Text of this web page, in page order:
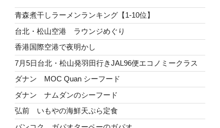
青森煮干しラーメンランキング【1-10位】
台北・松山空港 ラウンジめぐり
香港国際空港で夜明かし
7月5日台北・松山発羽田行きJAL96便エコノミークラス
ダナン MOC Quan シーフード
ダナン ナムダンのシーフード
弘前 いもやの海鮮天ぷら定食